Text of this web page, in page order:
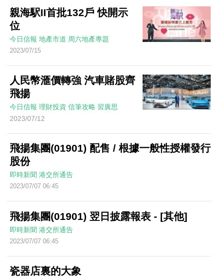
親海駅II首批132戶 快開示
位
今日信報 地產市道 周六地產專題
2023/07/15
人民幣滙價轉強 汽車賭股齊
飛揚
今日信報 理財投資 信筆攻略 習廣思
2023/07/12
飛揚集團(01901) 配售 / 根據一般性授權發行
股份
即時新聞 港交所通告
2023/07/07 06:45
飛揚集團(01901) 翌日披露報表 - [其他]
即時新聞 港交所通告
2023/07/07 06:45
瓷器店裏的大象